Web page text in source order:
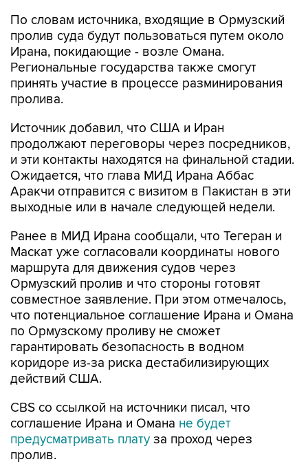
По словам источника, входящие в Ормузский
пролив суда будут пользоваться путем около
Ирана, покидающие - возле Омана.
Региональные государства также смогут
принять участие в процессе разминирования
пролива.
Источник добавил, что США и Иран
продолжают переговоры через посредников,
и эти контакты находятся на финальной стадии.
Ожидается, что глава МИД Ирана Аббас
Аракчи отправится с визитом в Пакистан в эти
выходные или в начале следующей недели.
Ранее в МИД Ирана сообщали, что Тегеран и
Маскат уже согласовали координаты нового
маршрута для движения судов через
Ормузский пролив и что стороны готовят
совместное заявление. При этом отмечалось,
что потенциальное соглашение Ирана и Омана
по Ормузскому проливу не сможет
гарантировать безопасность в водном
коридоре из-за риска дестабилизирующих
действий США.
CBS со ссылкой на источники писал, что
соглашение Ирана и Омана не будет
предусматривать плату за проход через
пролив.